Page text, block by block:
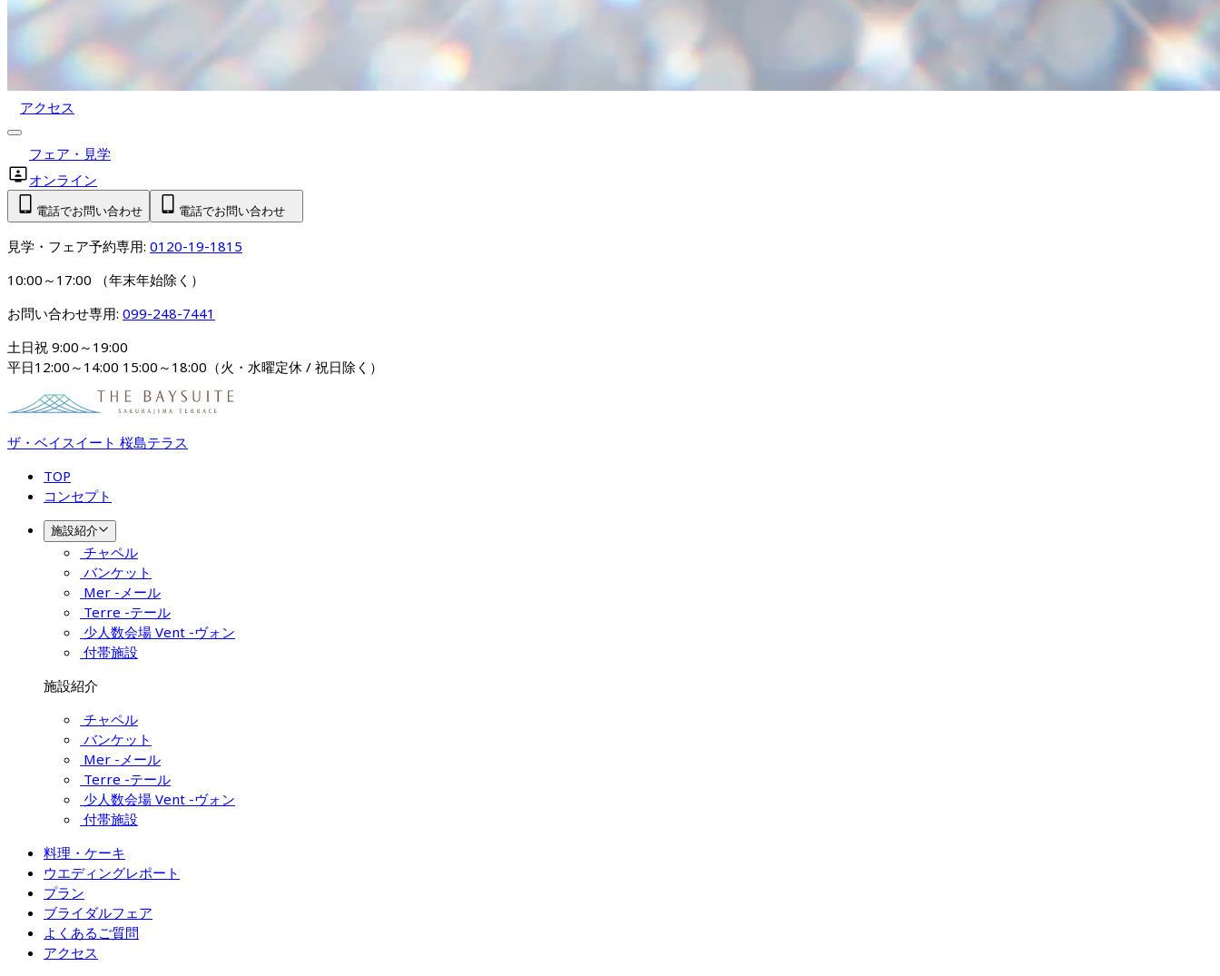
アクセス
フェア・見学
オンライン
電話でお問い合わせ 電話でお問い合わせ
見学・フェア予約専用: 0120-19-1815
10:00～17:00 （年末年始除く）
お問い合わせ専用: 099-248-7441
土日祝 9:00～19:00
平日12:00～14:00 15:00～18:00（火・水曜定休 / 祝日除く）
ザ・ベイスイート 桜島テラス
TOP
コンセプト
施設紹介
チャペル
バンケット
Mer -メール
Terre -テール
少人数会場 Vent -ヴォン
付帯施設
施設紹介
チャペル
バンケット
Mer -メール
Terre -テール
少人数会場 Vent -ヴォン
付帯施設
料理・ケーキ
ウエディングレポート
プラン
ブライダルフェア
よくあるご質問
アクセス